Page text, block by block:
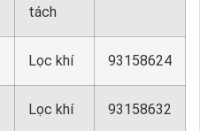
tách
Lọc khí 93158624
Lọc khí 93158632